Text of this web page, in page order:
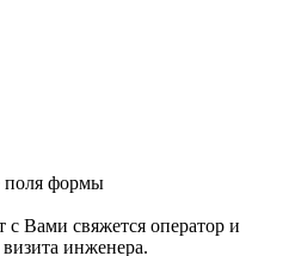
поля формы
с Вами свяжется оператор и
инженера.